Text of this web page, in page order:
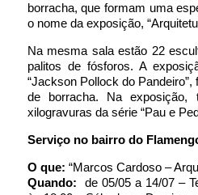
borracha, que formam uma
o nome da exposição,
Na mesma sala estão 22
palitos de fósforos. A
“Jackson Pollock do
de borracha. Na exposição,
xilogravuras da série “Pau e
Serviço no bairro do
O que: “Marcos Cardoso –
Quando:
de 05/05 a 14/07 –